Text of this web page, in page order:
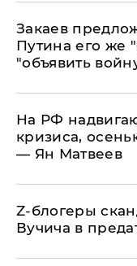
Закаев
Путина его же
"объявить
На РФ
кризиса,
— Ян Матвеев
Z-блогеры
Вучича в